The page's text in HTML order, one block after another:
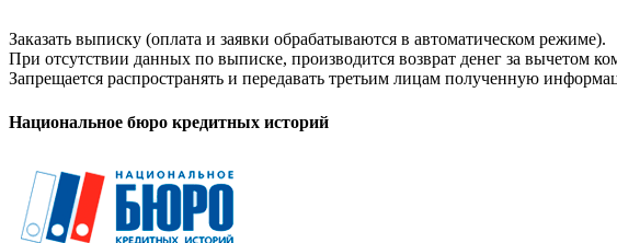
Заказать выписку (оплата и заявки обрабатываются в автоматическом режиме).
При отсутствии данных по выписке, производится возврат денег за вычетом
Запрещается распространять и передавать третьим лицам полученную
Национальное бюро кредитных историй